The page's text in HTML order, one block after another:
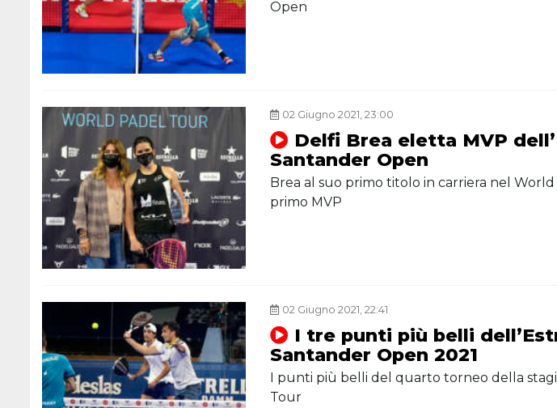
Open
02 Giugno 2021, 23:00
Delfi Brea eletta MVP
Santander Open
Brea al suo primo titolo in carriera nel
primo MVP
02 Giugno 2021, 22:41
I tre punti più belli
Santander Open 2021
I punti più belli del quarto torneo della
Tour